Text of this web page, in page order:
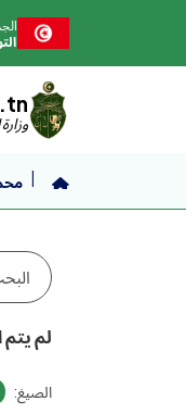
انتقل إلى المحتوى الرئيسي
لم
الصيغ: